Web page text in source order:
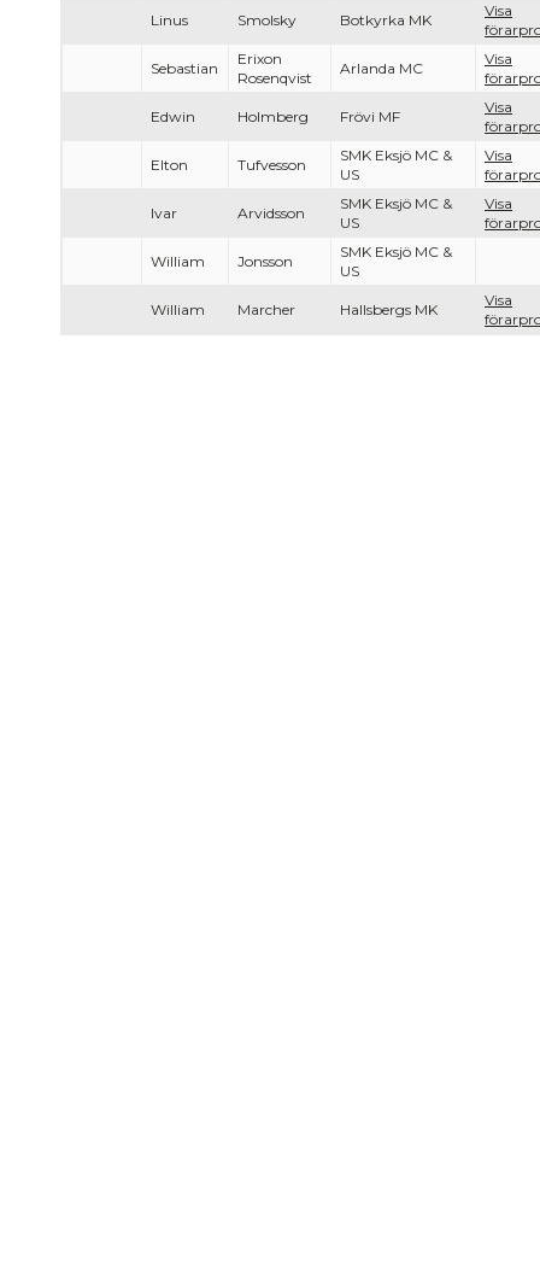
Linus Smolsky Botkyrka MK
Visa
Sebastian
Erixon
Rosenqvist
Arlanda MC
Visa
Edwin Holmberg Frövi MF
Visa
Elton Tufvesson
SMK Eksjö MC &
US
Visa
Ivar Arvidsson
SMK Eksjö MC &
US
Visa
William Jonsson
SMK Eksjö MC &
US
William Marcher Hallsbergs MK
Visa